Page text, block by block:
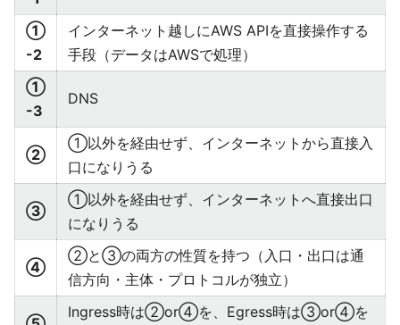
①
-2
インターネット越しにAWS APIを直接操作する
手段（データはAWSで処理）
①
-3
DNS
②
①以外を経由せず、インターネットから直接入
口になりうる
③
①以外を経由せず、インターネットへ直接出口
になりうる
④
②と③の両方の性質を持つ（入口・出口は通
信方向・主体・プロトコルが独立）
Ingress時は②or④を、Egress時は③or④を